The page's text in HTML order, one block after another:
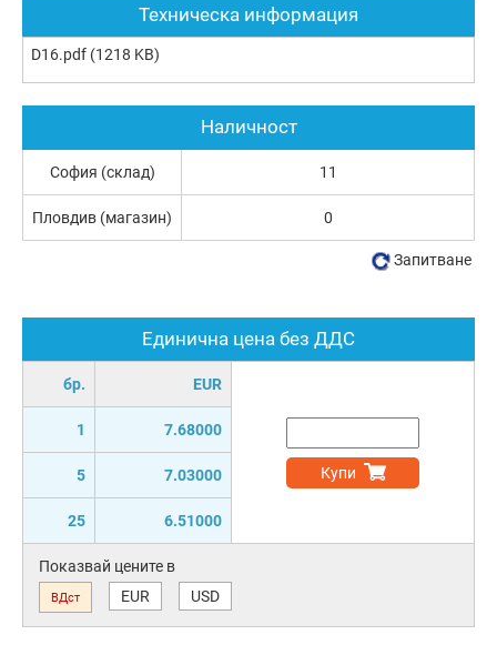
Техническа информация
D16.pdf (1218 KB)
Единична цена без ДДС
бр. EUR
1 7.68000
5 7.03000
25 6.51000
Купи
Показвай цените в
ВДст EUR USD
Наличност
София (склад) 11
Пловдив (магазин) 0
Запитване